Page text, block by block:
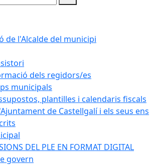
de l'Alcalde del municipi
dels regidors/es
municipals
plantilles i calendaris fiscals
de Castellgalí i els seus ens
DEL PLE EN FORMAT DIGITAL
govern